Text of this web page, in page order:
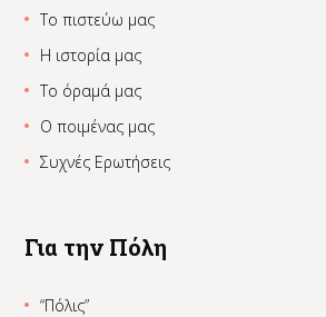
Το πιστεύω μας
Η ιστορία μας
Το όραμά μας
Ο ποιμένας μας
Συχνές Ερωτήσεις
Για την Πόλη
“Πόλις”